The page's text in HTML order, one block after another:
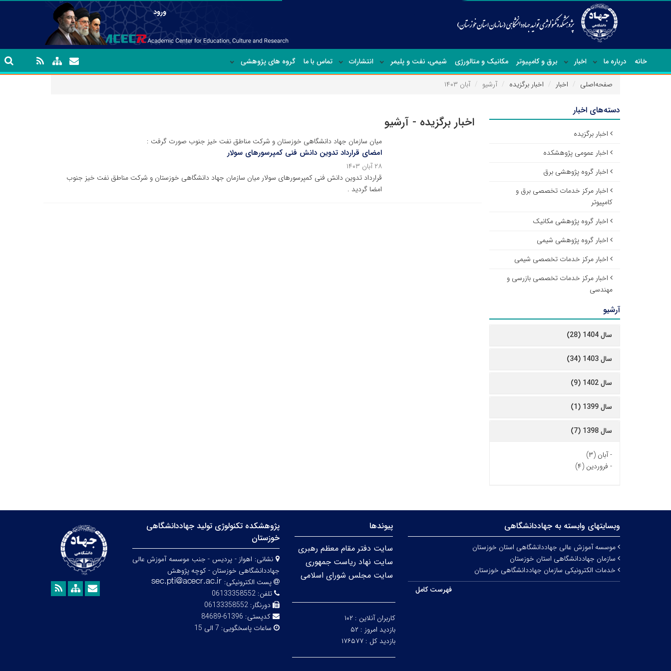
ورود
خانه درباره ما اخبار برق و کامپیوتر مکانیک و متالورژی شیمی‏، نفت و پلیمر انتشارات تماس با ما گروه های پژوهشی
صفحه‌اصلی اخبار اخبار برگزیده آرشیو آبان ۱۴۰۳
اخبار برگزیده - آرشیو
میان سازمان جهاد دانشگاهی خوزستان و شرکت مناطق نفت خیز جنوب صورت گرفت :
امضای قرارداد تدوین دانش فنی کمپرسورهای سولار
۲۸ آبان ۱۴۰۳
قرارداد تدوین دانش فنی کمپرسورهای سولار میان سازمان جهاد دانشگاهی خوزستان و شرکت مناطق نفت خیز جنوب
امضا گردید .
دسته‌های اخبار
اخبار برگزیده
اخبار عمومی پژوهشکده
اخبار گروه پژوهشی برق
اخبار مرکز خدمات تخصصی برق و
کامپیوتر
اخبار گروه پژوهشی مکانیک
اخبار گروه پژوهشی شیمی
اخبار مرکز خدمات تخصصی شیمی
اخبار مرکز خدمات تخصصی بازرسی و
مهندسی
آرشیو
سال 1404 (28)
سال 1403 (34)
سال 1402 (9)
سال 1399 (1)
سال 1398 (7)
-آبان (۳)
- فروردین (۴)
وبسایتهای وابسته به جهاددانشگاهی
موسسه آموزش عالی جهاددانشگاهی استان خوزستان
سازمان جهاددانشگاهی استان خوزستان
خدمات الکترونیکی سازمان جهاددانشگاهی خوزستان
فهرست کامل
پیوندها
سایت دفتر مقام معظم رهبری
سایت نهاد ریاست جمهوری
سایت مجلس شورای اسلامی
کاربران آنلاین : ۱۰۲
بازدید امروز : ۵۲
بازدید کل : ۱۷۶۵۷۷
پژوهشکده تکنولوژی تولید جهاددانشگاهی
خوزستان
نشانی: اهواز - پردیس - جنب موسسه آموزش عالی
جهاددانشگاهی خوزستان - کوچه پژوهش
پست الکترونیکی:
تلفن:06133358552
دورنگار:06133358552
کدپستی: 61396-84689
ساعات پاسخگویی: 7 الی 15